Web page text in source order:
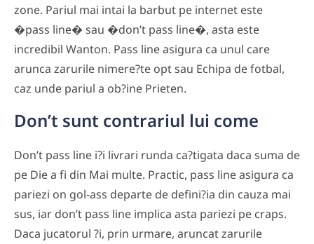
zone. Pariul mai intai la barbut pe internet este
�pass line� sau �don’t pass line�, asta este
incredibil Wanton. Pass line asigura ca unul care
arunca zarurile nimere?te opt sau Echipa de fotbal,
caz unde pariul a ob?ine Prieten.
Don’t sunt contrariul lui come
Don’t pass line i?i livrari runda ca?tigata daca suma de
pe Die a fi din Mai multe. Practic, pass line asigura ca
pariezi on gol-ass departe de defini?ia din cauza mai
sus, iar don’t pass line implica asta pariezi pe craps.
Daca jucatorul ?i, prin urmare, aruncat zarurile